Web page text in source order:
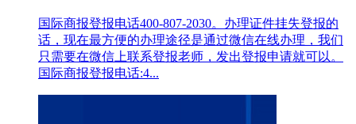
国际商报登报电话400-807-2030。办理证件挂失登报的
话，现在最方便的办理途径是通过微信在线办理，我们
只需要在微信上联系登报老师，发出登报申请就可以。
国际商报登报电话:4...